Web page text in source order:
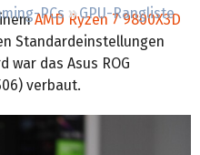
PCs
GPU-Rangliste
AMD Ryzen 7 9800X3D
Standardeinstellungen
war das Asus ROG
verbaut.